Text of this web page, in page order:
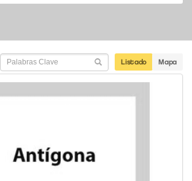
Listado Mapa